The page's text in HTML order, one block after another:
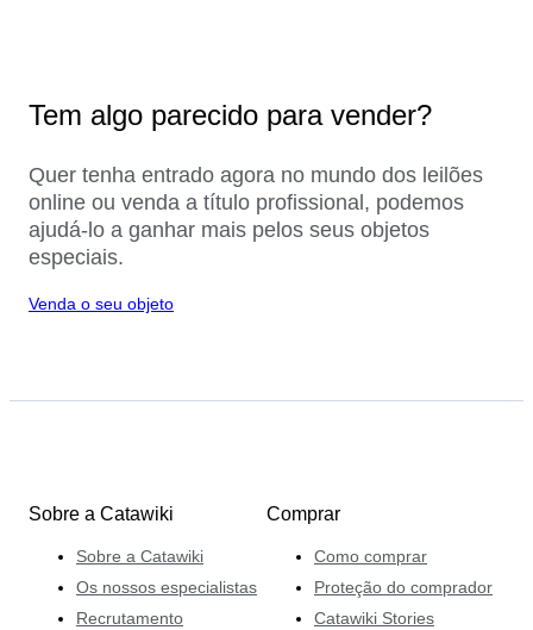
Tem algo parecido para vender?
Quer tenha entrado agora no mundo dos leilões
online ou venda a título profissional, podemos
ajudá-lo a ganhar mais pelos seus objetos
especiais.
Venda o seu objeto
Sobre a Catawiki
Sobre a Catawiki
Os nossos especialistas
Recrutamento
Comprar
Como comprar
Proteção do comprador
Catawiki Stories